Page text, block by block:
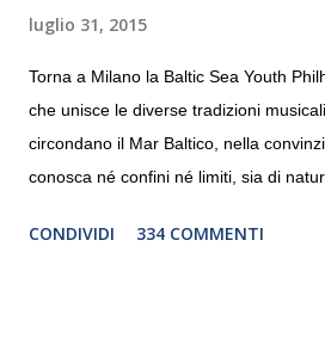
luglio 31, 2015
Torna a Milano la Baltic Sea Youth
che unisce le diverse tradizioni
circondano il Mar Baltico, nella
conosca né confini né limiti, sia di
debutterà il 10 settembre a Heiden, in
CONDIVIDI 334 COMMENTI